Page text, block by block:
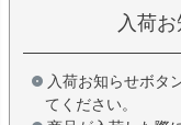
入荷
入荷お知らせボタ
てください。